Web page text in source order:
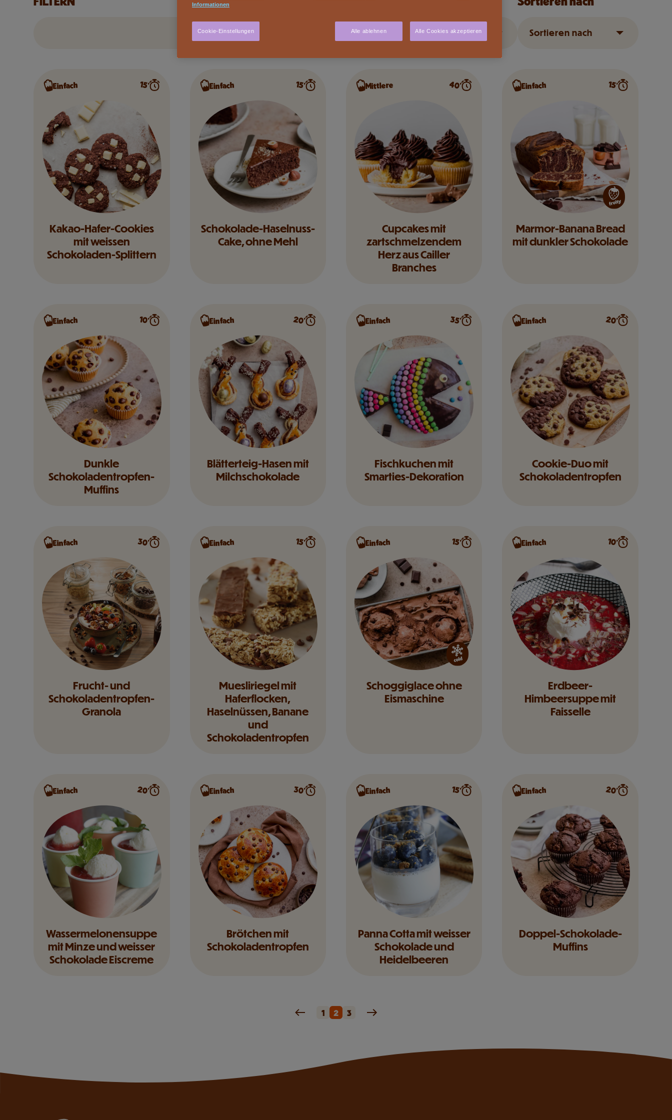
Sortieren nach
Einfach 15’
Kakao-Hafer-Cookies
mit weissen
Schokoladen-Splittern
Einfach 15’
Schokolade-Haselnuss-
Cake, ohne Mehl
Mittlere 40’
Cupcakes mit
zartschmelzendem
Herz aus Cailler
Branches
Einfach 15’
Marmor-Banana Bread
mit dunkler Schokolade
Einfach 10’
Dunkle
Schokoladentropfen-
Muffins
Einfach 20’
Blätterteig-Hasen mit
Milchschokolade
Einfach 35’
Fischkuchen mit
Smarties-Dekoration
Einfach 20’
Cookie-Duo mit
Schokoladentropfen
Einfach 30’
Frucht- und
Schokoladentropfen-
Granola
Einfach 15’
Muesliriegel mit
Haferflocken,
Haselnüssen, Banane
und
Schokoladentropfen
Einfach 15’
Schoggiglace ohne
Eismaschine
Einfach 10’
Erdbeer-
Himbeersuppe mit
Faisselle
Einfach 20’
Wassermelonensuppe
mit Minze und weisser
Schokolade Eiscreme
Einfach 30’
Brötchen mit
Schokoladentropfen
Einfach 15’
Panna Cotta mit weisser
Schokolade und
Heidelbeeren
Einfach 20’
Doppel-Schokolade-
Muffins
1 2 3
Informationen
Cookie-Einstellungen Alle ablehnen Alle Cookies akzeptieren